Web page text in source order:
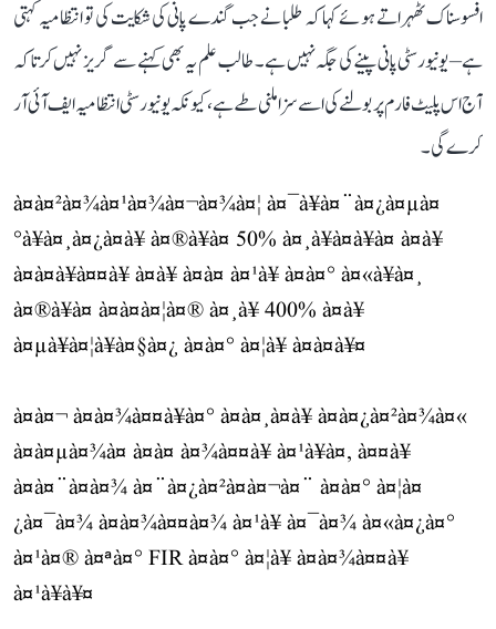
افسوسناک ٹھہراتے ہوئے کہا کہ طلبا نے جب گندے پانی کی شکایت کی تو انتظامیہ کہتی
ہے– یونیورسٹی پانی پینے کی جگہ نہیں ہے۔ طالب علم یہ بھی کہنے سے گریز نہیں کرتا کہ
آج اس پلیٹ فارم پر بولنے کی اسے سزا ملنی طے ہے، کیونکہ یونیورسٹی انتظامیہ ایف آئی آر
کرے گی۔
à¤à¤²à¤¾à¤¹à¤¾à¤¬à¤¾à¤¦ à¤¯à¥à¤¨à¤¿à¤µà¤
°à¥à¤¸à¤¿à¤à¥ à¤®à¥à¤ 50% à¤¸à¥à¤à¥à¤ à¤à¥
à¤à¤à¥à¤¤à¥ à¤à¥ à¤à¤ à¤¹à¥ à¤à¤° à¤«à¥à¤¸
à¤®à¥à¤ à¤à¤à¤¦à¤® à¤¸à¥ 400% à¤à¥
à¤µà¥à¤¦à¥à¤§à¤¿ à¤à¤° à¤¦à¥ à¤à¤à¥¤
à¤à¤¬ à¤à¤¾à¤¤à¥à¤° à¤à¤¸à¤à¥ à¤à¤¿à¤²à¤¾à¤«
à¤à¤µà¤¾à¤ à¤à¤ à¤¾à¤¤à¥ à¤¹à¥à¤, à¤¤à¥
à¤à¤¨à¤à¤¾ à¤¨à¤¿à¤²à¤à¤¬à¤¨ à¤à¤° à¤¦à¤
¿à¤¯à¤¾ à¤à¤¾à¤¤à¤¾ à¤¹à¥ à¤¯à¤¾ à¤«à¤¿à¤°
à¤¹à¤® à¤ªà¤° FIR à¤à¤° à¤¦à¥ à¤à¤¾à¤¤à¥
à¤¹à¥à¥¤